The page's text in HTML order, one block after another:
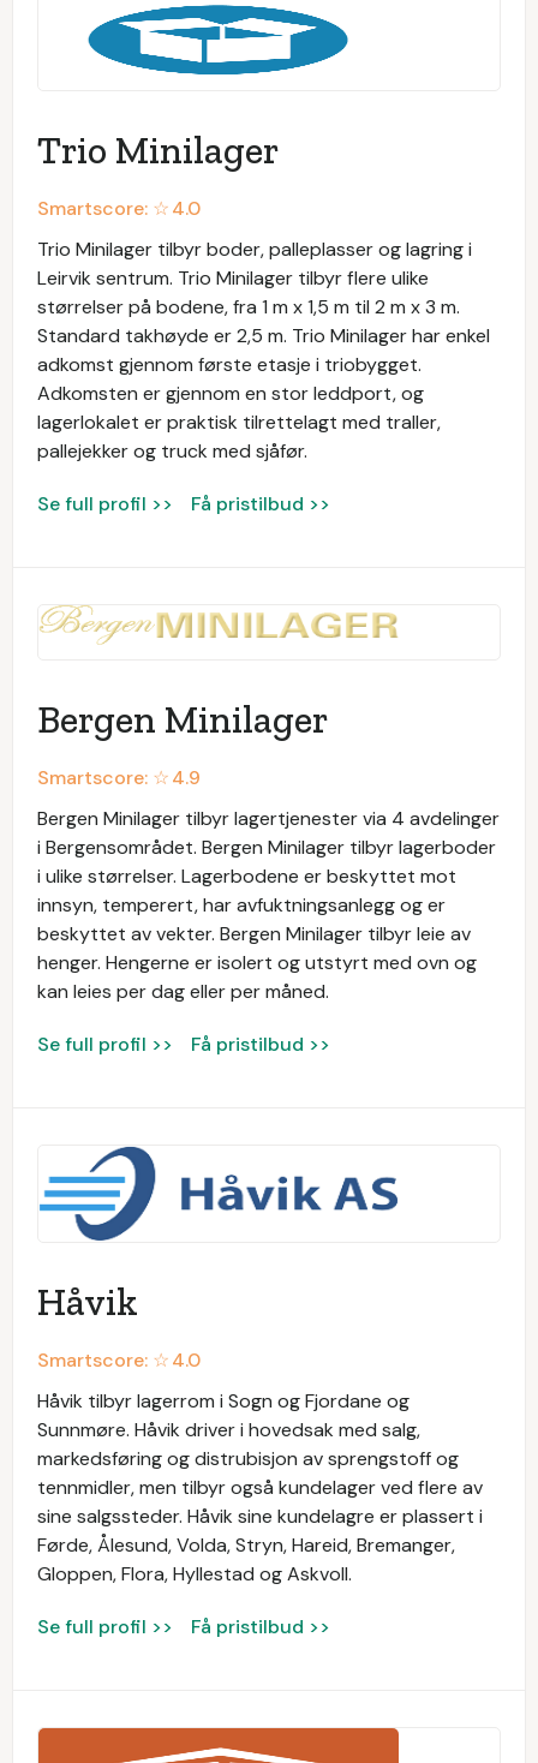
Trio Minilager
Smartscore: ☆4.0
Trio Minilager tilbyr boder, palleplasser og lagring i
Leirvik sentrum. Trio Minilager tilbyr flere ulike
størrelser på bodene, fra 1 m x 1,5 m til 2 m x 3 m.
Standard takhøyde er 2,5 m. Trio Minilager har enkel
adkomst gjennom første etasje i triobygget.
Adkomsten er gjennom en stor leddport, og
lagerlokalet er praktisk tilrettelagt med traller,
pallejekker og truck med sjåfør.
Se full profil >> Få pristilbud >>
Bergen Minilager
Smartscore: ☆4.9
Bergen Minilager tilbyr lagertjenester via 4 avdelinger
i Bergensområdet. Bergen Minilager tilbyr lagerboder
i ulike størrelser. Lagerbodene er beskyttet mot
innsyn, temperert, har avfuktningsanlegg og er
beskyttet av vekter. Bergen Minilager tilbyr leie av
henger. Hengerne er isolert og utstyrt med ovn og
kan leies per dag eller per måned.
Se full profil >> Få pristilbud >>
Håvik
Smartscore: ☆4.0
Håvik tilbyr lagerrom i Sogn og Fjordane og
Sunnmøre. Håvik driver i hovedsak med salg,
markedsføring og distrubisjon av sprengstoff og
tennmidler, men tilbyr også kundelager ved flere av
sine salgssteder. Håvik sine kundelagre er plassert i
Førde, Ålesund, Volda, Stryn, Hareid, Bremanger,
Gloppen, Flora, Hyllestad og Askvoll.
Se full profil >> Få pristilbud >>